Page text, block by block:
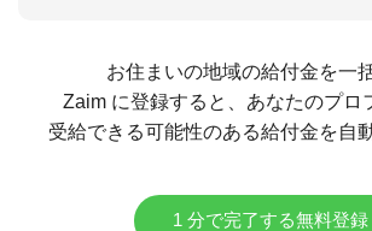
お住まいの地域の給付金を一
Zaim に登録すると、あなたのプロ
受給できる可能性のある給付金を自
1 分で完了する無料登録